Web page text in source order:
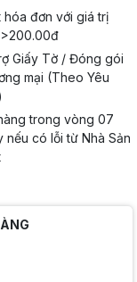
hóa đơn với giá trị
Giấy Tờ / Đóng gói
mại (Theo Yêu
trong vòng 07
nếu có lỗi từ Nhà Sản